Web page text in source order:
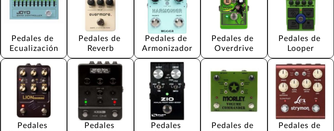
Pedales de
Ecualización
Pedales de
Reverb
Pedales de
Armonizador
Pedales de
Overdrive
Pedales de
Looper
Pedales
Pedales
Pedales
Pedales de
Pedales de